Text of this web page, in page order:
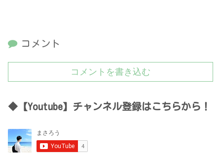
コメント
コメントを書き込む
◆【Youtube】チャンネル登録はこちらから！